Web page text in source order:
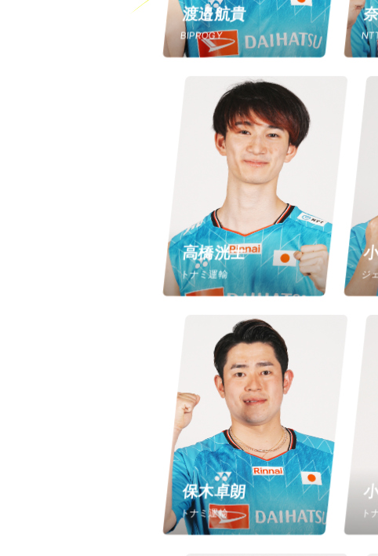
渡邉航貴
BIPROGY
高橋洸士
トナミ運輸 ジ
保木卓朗
トナミ運輸 ト